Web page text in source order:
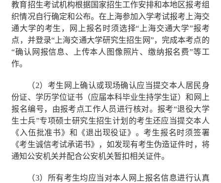
教育招生考试机构根据国家招生工作安排和本地区报考组
织情况自行确定和公布。在上海参加入学考试报考上海交
通大学的考生，网上报名时须选择“上海交通大学”报考
点，并登录“上海交通大学研究生招生网”，完成本考点的
“确认网报信息、上传本人图像照片、缴纳报名费”等工
作。
（2）考生网上确认或现场确认应当提交本人居民身
份证、学历学位证书（应届本科毕业生持学生证）和网上
报名编号，由报考点工作人员进行核对。报考“退役大学
生士兵”专项硕士研究生招生计划的考生还应当提交本人
《入伍批准书》和《退出现役证》。考生报名时须签署
《考生诚信考试承诺书》，如发现有考生伪造证件时，将
通知公安机关并配合公安机关暂扣相关证件。
（3）所有考生均应当对本人网上报名信息进行认真